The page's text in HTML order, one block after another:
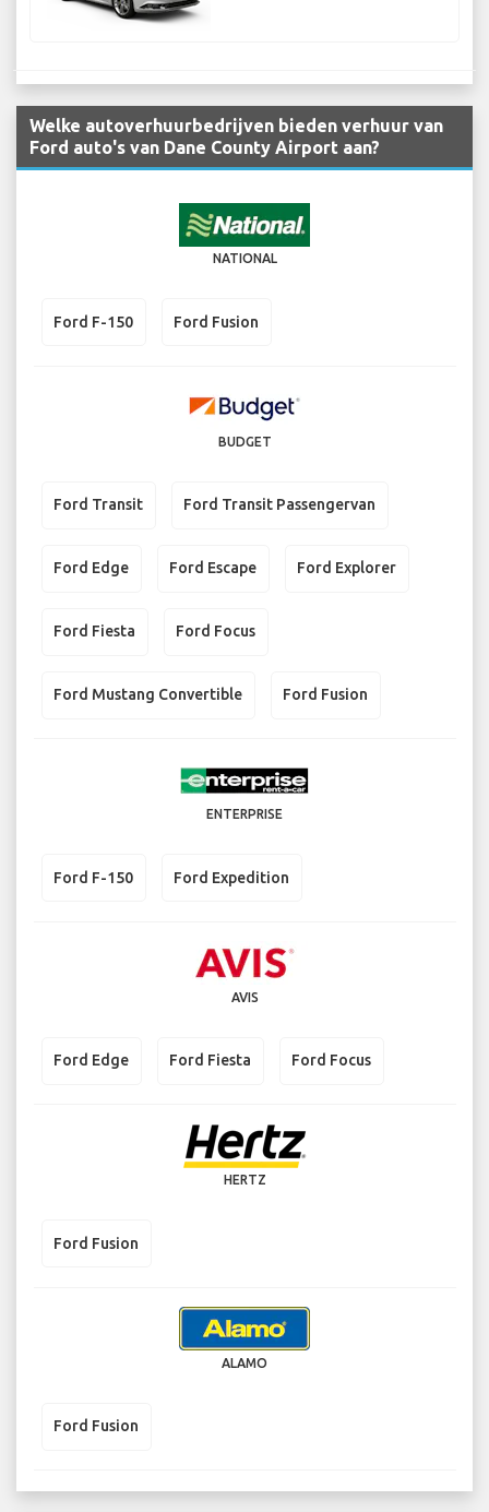
Welke autoverhuurbedrijven bieden verhuur van
Ford auto's van Dane County Airport aan?
NATIONAL
Ford F-150 Ford Fusion
BUDGET
Ford Transit Ford Transit Passengervan
Ford Edge Ford Escape Ford Explorer
Ford Fiesta Ford Focus
Ford Mustang Convertible Ford Fusion
ENTERPRISE
Ford F-150 Ford Expedition
AVIS
Ford Edge Ford Fiesta Ford Focus
HERTZ
Ford Fusion
ALAMO
Ford Fusion